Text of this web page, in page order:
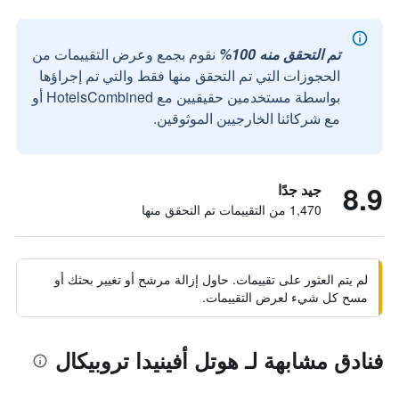
تم التحقق منه 100%
نقوم بجمع وعرض التقييمات من
الحجوزات التي تم التحقق منها فقط والتي تم إجراؤها
بواسطة مستخدمين حقيقيين مع HotelsCombined أو
مع شركائنا الخارجيين الموثوقين.
8.9 جيد جدًا
1,470 من التقييمات تم التحقق منها
لم يتم العثور على تقييمات. حاول إزالة مرشح أو تغيير بحثك أو
مسح كل شيء لعرض التقييمات.
فنادق مشابهة لـ هوتل أفينيدا تروبيكال